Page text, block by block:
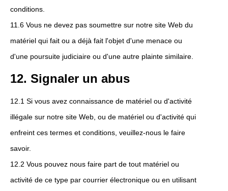
conditions.
11.6 Vous ne devez pas soumettre sur notre site Web du
matériel qui fait ou a déjà fait l'objet d'une menace ou
d'une poursuite judiciaire ou d'une autre plainte similaire.
12. Signaler un abus
12.1 Si vous avez connaissance de matériel ou d'activité
illégale sur notre site Web, ou de matériel ou d'activité qui
enfreint ces termes et conditions, veuillez-nous le faire
savoir.
12.2 Vous pouvez nous faire part de tout matériel ou
activité de ce type par courrier électronique ou en utilisant